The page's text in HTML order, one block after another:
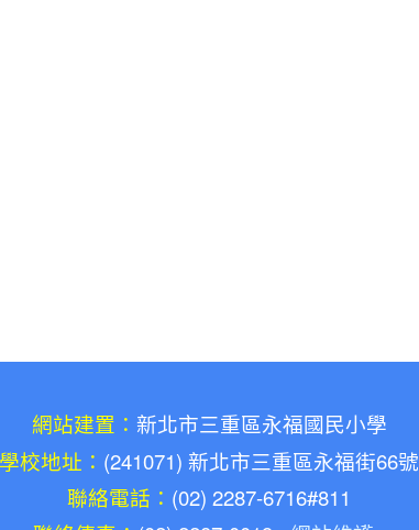
網站建置： 新北市三重區永福國民小學
學校地址： (241071) 新北市三重區永福街66號
聯絡電話： (02) 2287-6716#811